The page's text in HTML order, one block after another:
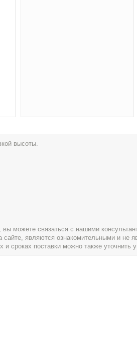
высоты.
можете связаться с нашими
являются ознакомительными и не
поставки можно также уточнить у